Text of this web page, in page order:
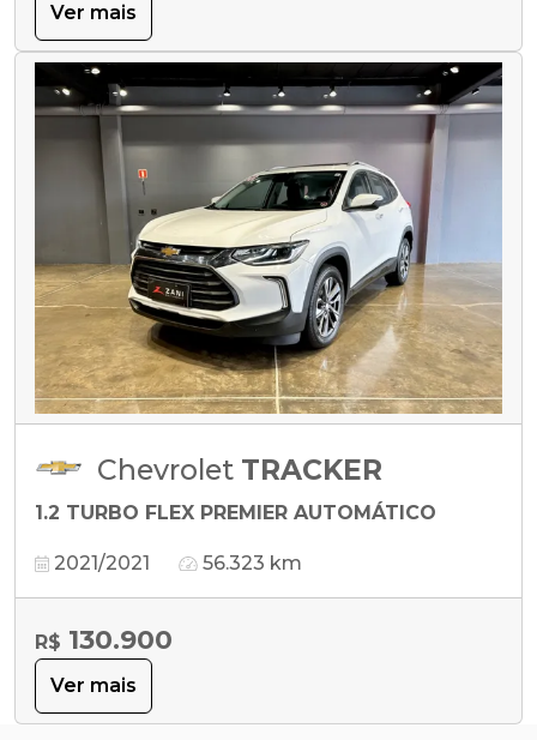
Ver mais
Chevrolet TRACKER
1.2 TURBO FLEX PREMIER AUTOMÁTICO
2021/2021 56.323 km
R$ 130.900
Ver mais